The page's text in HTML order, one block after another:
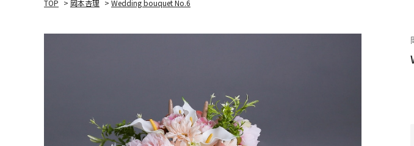
TOP > 岡本杏理 > Wedding bouquet No.6